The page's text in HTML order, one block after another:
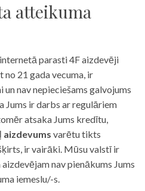
atteikuma
parasti 4F aizdevēji
21 gada vecuma, ir
nav nepieciešams galvojums
Jums ir darbs ar regulāriem
atsaka Jums kredītu,
aizdevums varētu tikts
ir vairāki. Mūsu valstī ir
nav pienākums Jums
iemeslu/-s.